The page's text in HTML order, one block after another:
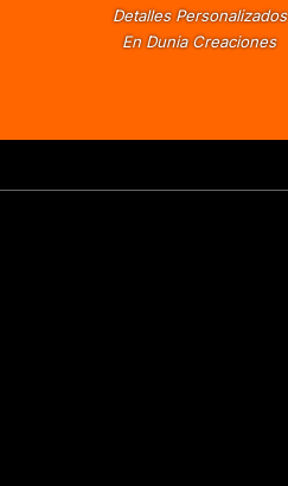
Detalles Personalizados
En Dunia Creaciones